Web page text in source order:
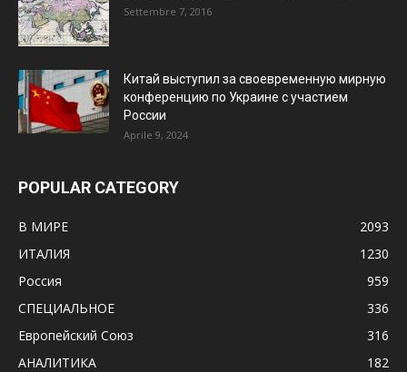
Settembre 7, 2016
Китай выступил за своевременную мирную
конференцию по Украине с участием
России
Aprile 9, 2024
POPULAR CATEGORY
В МИРЕ
2093
ИТАЛИЯ
1230
Россия
959
СПЕЦИАЛЬНОЕ
336
Европейский Союз
316
АНАЛИТИКА
182